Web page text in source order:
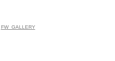
FW_GALLERY